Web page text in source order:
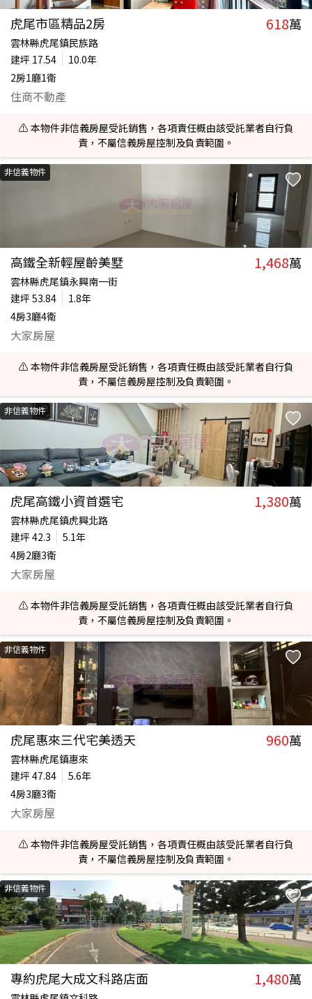
虎尾市區精品2房 618萬
雲林縣虎尾鎮民族路
建坪 17.54
10.0年
2房1廳1衛
住商不動產
⚠️ 本物件非信義房屋受託銷售，各項責任概由該受託業者自行負
責，不屬信義房屋控制及負責範圍。
非信義物件
高鐵全新輕屋齡美墅 1,468萬
雲林縣虎尾鎮永興南一街
建坪 53.84
1.8年
4房3廳4衛
大家房屋
⚠️ 本物件非信義房屋受託銷售，各項責任概由該受託業者自行負
責，不屬信義房屋控制及負責範圍。
非信義物件
虎尾高鐵小資首選宅 1,380萬
雲林縣虎尾鎮虎興北路
建坪 42.3
5.1年
4房2廳3衛
大家房屋
⚠️ 本物件非信義房屋受託銷售，各項責任概由該受託業者自行負
責，不屬信義房屋控制及負責範圍。
非信義物件
虎尾惠來三代宅美透天 960萬
雲林縣虎尾鎮惠來
建坪 47.84
5.6年
4房3廳3衛
大家房屋
⚠️ 本物件非信義房屋受託銷售，各項責任概由該受託業者自行負
責，不屬信義房屋控制及負責範圍。
非信義物件
專約虎尾大成文科路店面 1,480萬